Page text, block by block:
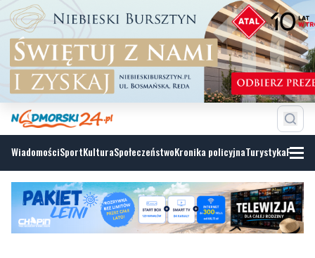
WiadomościSportKulturaSpołeczeństwoKronika policyjnaTurystyka